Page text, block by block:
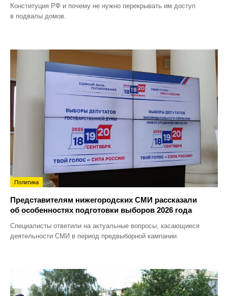
Конституция РФ и почему не нужно перекрывать им доступ
в подвалы домов.
Политика
Представителям нижегородских СМИ рассказали
об особенностях подготовки выборов 2026 года
Специалисты ответили на актуальные вопросы, касающиеся
деятельности СМИ в период предвыборной кампании.